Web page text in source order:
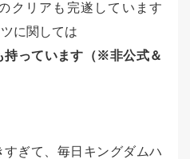
クリアも完遂しています
に関しては
持っています（※非公式＆
ぎて、毎日キングダムハ